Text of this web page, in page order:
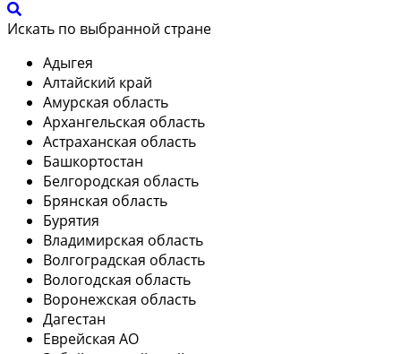
Искать по выбранной стране
Адыгея
Алтайский край
Амурская область
Архангельская область
Астраханская область
Башкортостан
Белгородская область
Брянская область
Бурятия
Владимирская область
Волгоградская область
Вологодская область
Воронежская область
Дагестан
Еврейская АО